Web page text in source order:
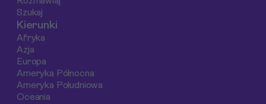
Szukaj
Kierunki
Afryka
Azja
Europa
Ameryka Północna
Ameryka Południowa
Oceania